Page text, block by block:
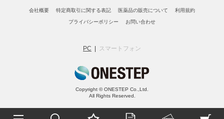
会社概要 特定商取引に関する表記 医薬品の販売について 利用規約
プライバシーポリシー お問い合わせ
PC スマートフォン
Copyright © ONESTEP Co.,Ltd.
All Rights Reserved.